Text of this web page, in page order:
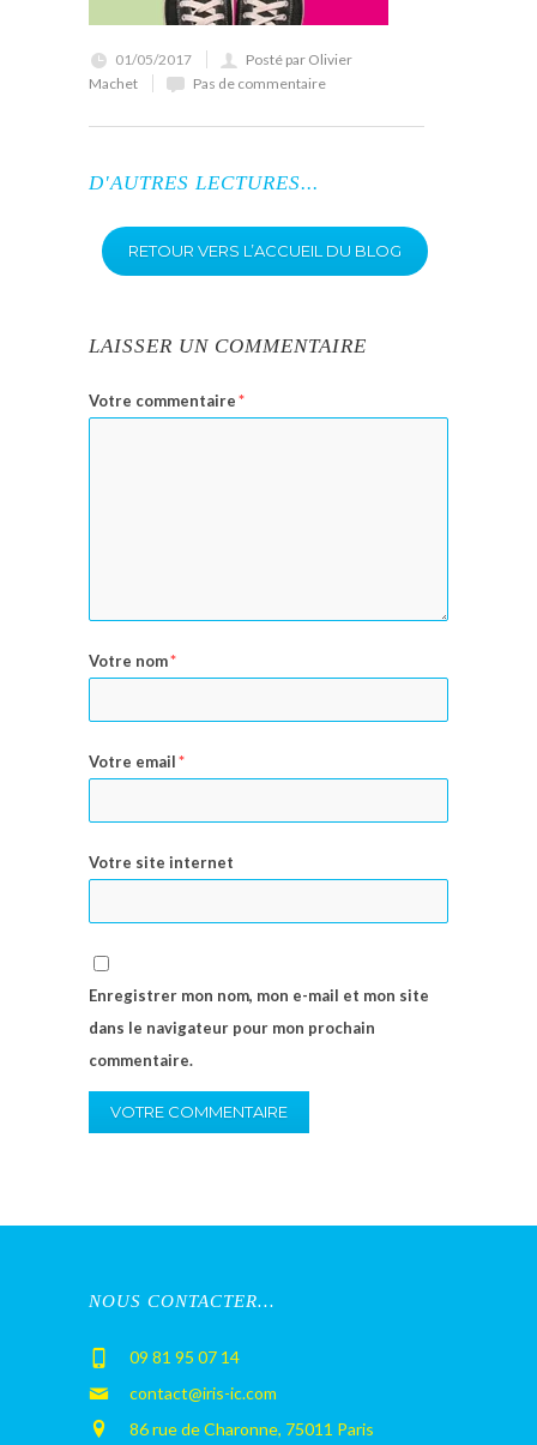
01/05/2017
Posté par Olivier
Machet
Pas de commentaire
D'AUTRES LECTURES...
RETOUR VERS L’ACCUEIL DU BLOG
LAISSER UN COMMENTAIRE
Votre commentaire*
Votre nom*
Votre email*
Votre site internet
Enregistrer mon nom, mon e-mail et mon site
dans le navigateur pour mon prochain
commentaire.
NOUS CONTACTER…
09 81 95 07 14
contact@iris-ic.com
86 rue de Charonne, 75011 Paris